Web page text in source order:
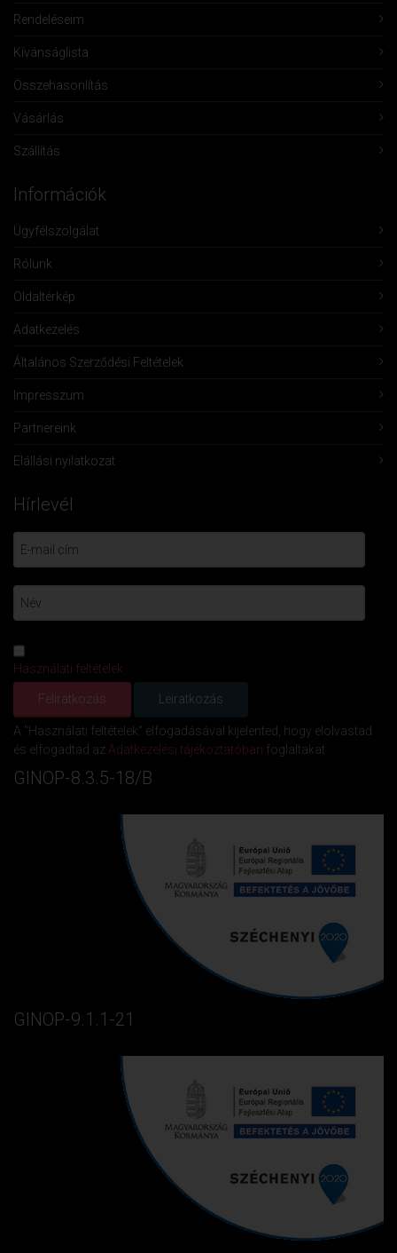
Rendeléseim
Kívánságlista
Összehasonlítás
Vásárlás
Szállítás
Információk
Ügyfélszolgálat
Rólunk
Oldaltérkép
Adatkezelés
Általános Szerződési Feltételek
Impresszum
Partnereink
Elállási nyilatkozat
Hírlevél
Használati feltételek
A "Használati feltételek" elfogadásával kijelented, hogy elolvastad
és elfogadtad azAdatkezelési tájékoztatóban foglaltakat.
GINOP-8.3.5-18/B
GINOP-9.1.1-21